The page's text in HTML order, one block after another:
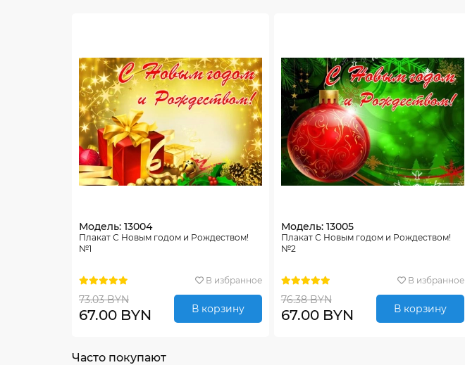
Модель: 13004
Плакат С Новым годом и Рождеством!
№1
В избранное
73.03 BYN
67.00 BYN В корзину
Модель: 13005
Плакат С Новым годом и Рождеством!
№2
В избранное
76.38 BYN
67.00 BYN В корзину
Часто покупают